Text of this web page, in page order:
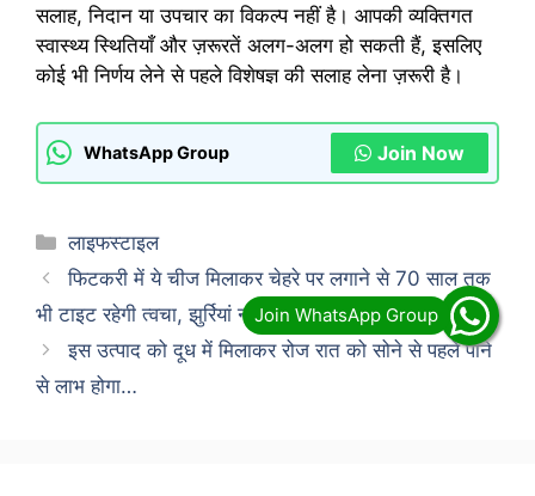
सलाह, निदान या उपचार का विकल्प नहीं है। आपकी व्यक्तिगत
स्वास्थ्य स्थितियाँ और ज़रूरतें अलग-अलग हो सकती हैं, इसलिए
कोई भी निर्णय लेने से पहले विशेषज्ञ की सलाह लेना ज़रूरी है।
WhatsApp Group Join Now
Categories
लाइफस्टाइल
फिटकरी में ये चीज मिलाकर चेहरे पर लगाने से 70 साल तक
भी टाइट रहेगी त्वचा, झुर्रियां नहीं आएंगी!
इस उत्पाद को दूध में मिलाकर रोज रात को सोने से पहले पीने
से लाभ होगा…